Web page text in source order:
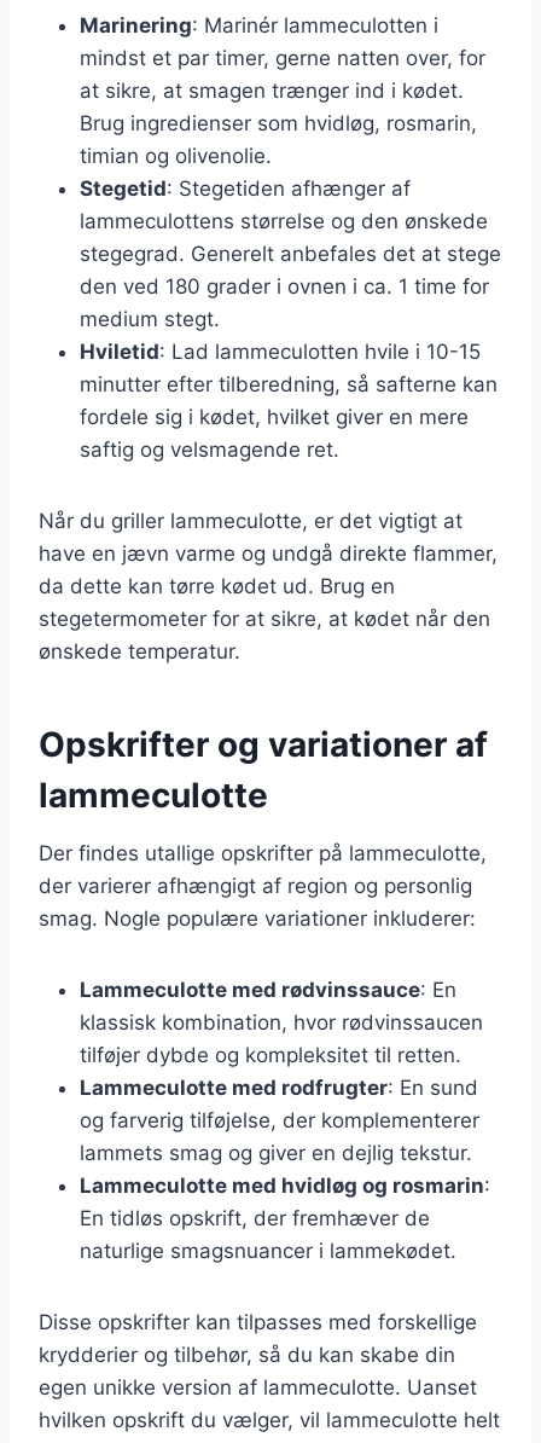
Marinering: Marinér lammeculotten i
mindst et par timer, gerne natten over, for
at sikre, at smagen trænger ind i kødet.
Brug ingredienser som hvidløg, rosmarin,
timian og olivenolie.
Stegetid: Stegetiden afhænger af
lammeculottens størrelse og den ønskede
stegegrad. Generelt anbefales det at stege
den ved 180 grader i ovnen i ca. 1 time for
medium stegt.
Hviletid: Lad lammeculotten hvile i 10-15
minutter efter tilberedning, så safterne kan
fordele sig i kødet, hvilket giver en mere
saftig og velsmagende ret.
Når du griller lammeculotte, er det vigtigt at
have en jævn varme og undgå direkte flammer,
da dette kan tørre kødet ud. Brug en
stegetermometer for at sikre, at kødet når den
ønskede temperatur.
Opskrifter og variationer af
lammeculotte
Der findes utallige opskrifter på lammeculotte,
der varierer afhængigt af region og personlig
smag. Nogle populære variationer inkluderer:
Lammeculotte med rødvinssauce: En
klassisk kombination, hvor rødvinssaucen
tilføjer dybde og kompleksitet til retten.
Lammeculotte med rodfrugter: En sund
og farverig tilføjelse, der komplementerer
lammets smag og giver en dejlig tekstur.
Lammeculotte med hvidløg og rosmarin:
En tidløs opskrift, der fremhæver de
naturlige smagsnuancer i lammekødet.
Disse opskrifter kan tilpasses med forskellige
krydderier og tilbehør, så du kan skabe din
egen unikke version af lammeculotte. Uanset
hvilken opskrift du vælger, vil lammeculotte helt